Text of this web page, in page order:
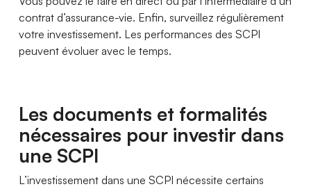
contrat d’assurance-vie. Enfin, surveillez régulièrement
votre investissement. Les performances des SCPI
peuvent évoluer avec le temps.
Les documents et formalités
nécessaires pour investir dans
une SCPI
L’investissement dans une SCPI nécessite certains